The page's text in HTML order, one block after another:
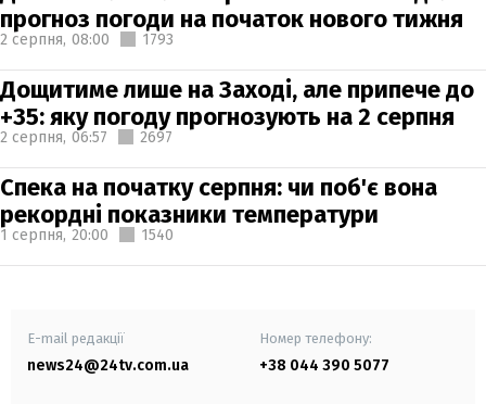
прогноз погоди на початок нового тижня
2 серпня, 08:00 1793
Дощитиме лише на Заході, але припече до
+35: яку погоду прогнозують на 2 серпня
2 серпня, 06:57 2697
Спека на початку серпня: чи поб'є вона
рекордні показники температури
1 серпня, 20:00 1540
E-mail редакції
news24@24tv.com.ua
Номер телефону:
+38 044 390 5077